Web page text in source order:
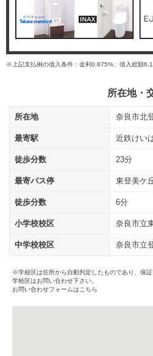
※上記支払例の借入条件：金利0.875%、借入総額
所在地・
所在地 奈良市北
最寄駅 近鉄けい
徒歩分数 23分
最寄バス停 東登美ケ
徒歩分数 6分
小学校校区 奈良市立
中学校校区 奈良市立
※学校区は住所から自動判定したものであり、保
学校区はお問い合わせ下さい。
お問い合わせフォームはこちら